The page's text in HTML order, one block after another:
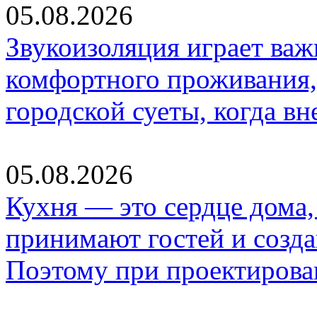
05.08.2026
Звукоизоляция играет
комфортного
городской суеты, когда
05.08.2026
Кухня — это сердце дома,
принимают гостей и
Поэтому при